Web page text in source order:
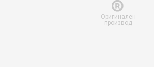
Оригинален
производ